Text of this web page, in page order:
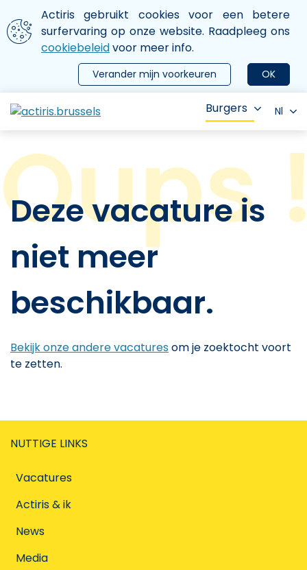
Aller au contenu principal
We gebruiken cookies
Actiris gebruikt cookies voor een betere
surfervaring op onze website. Raadpleeg ons
cookiebeleidvoor meer info.
OK
Verander mijn voorkeuren
le menu
Burgers Nl
Deze vacature is
niet meer
beschikbaar.
Bekijk onze andere vacaturesom je zoektocht voort
te zetten.
NUTTIGE LINKS
Vacatures
Actiris & ik
News
Media